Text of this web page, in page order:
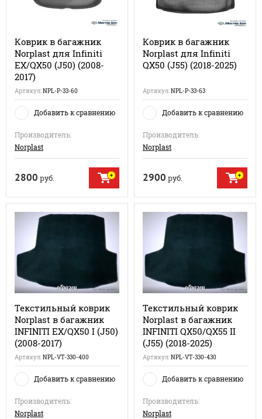
Коврик в багажник
Norplast для Infiniti
EX/QX50 (J50) (2008-
2017)
Артикул:NPL-P-33-60
Добавить к сравнению
Производитель:
Norplast
2800 руб.
Коврик в багажник
Norplast для Infiniti
QX50 (J55) (2018-2025)
Артикул:NPL-P-33-63
Добавить к сравнению
Производитель:
Norplast
2900 руб.
Текстильный коврик
Norplast в багажник
INFINITI EX/QX50 I (J50)
(2008-2017)
Артикул:NPL-VT-330-400
Добавить к сравнению
Производитель:
Norplast
Текстильный коврик
Norplast в багажник
INFINITI QX50/QX55 II
(J55) (2018-2025)
Артикул:NPL-VT-330-430
Добавить к сравнению
Производитель:
Norplast